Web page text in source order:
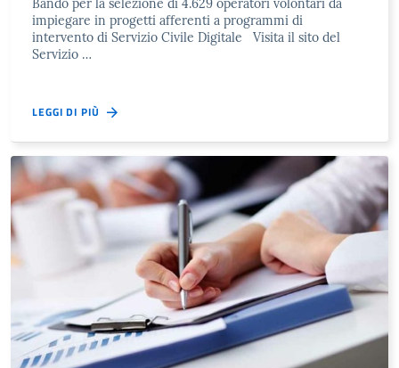
Bando per la selezione di 4.629 operatori volontari da
impiegare in progetti afferenti a programmi di
intervento di Servizio Civile Digitale Visita il sito del
Servizio …
LEGGI DI PIÙ